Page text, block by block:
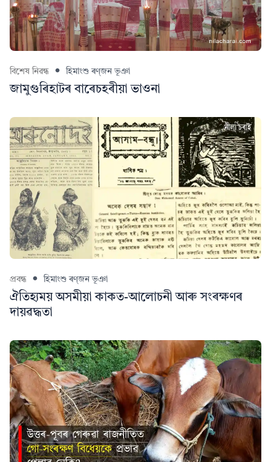
বিশেষ নিৱন্ধ হিমাংশু ৰণ্‌জন ভূঞা
জামুগুৰিহাটৰ বাৰেচহৰীয়া ভাওনা
প্ৰবন্ধ হিমাংশু ৰণ্‌জন ভূঞা
ঐতিহ্যময় অসমীয়া কাকত-আলোচনী আৰু সংৰক্ষণৰ
দায়ৱদ্ধতা